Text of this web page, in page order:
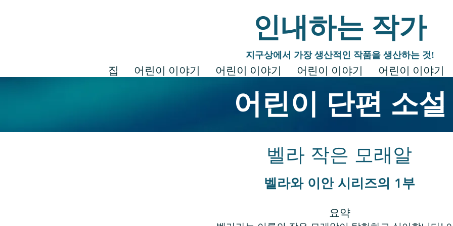
인내하는 작가
지구상에서 가장 생산적인 작품을 생산하는 것!
집 어린이 이야기 어린이 이야기 어린이 이야기 어린이 이야기
어린이 단편 소설
벨라 작은 모래알
벨라와 이안 시리즈의 1부
요약